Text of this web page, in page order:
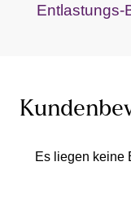
Entlastungs-
Es liegen keine